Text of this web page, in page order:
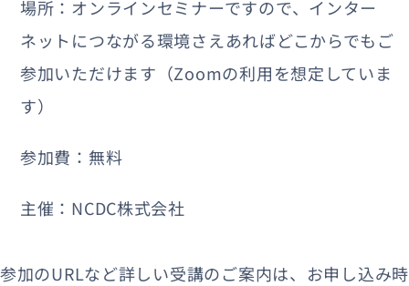
場所：オンラインセミナーですので、インター
ネットにつながる環境さえあればどこからでもご
参加いただけます（Zoomの利用を想定していま
す）
参加費：無料
主催：NCDC株式会社
参加のURLなど詳しい受講のご案内は、お申し込み時